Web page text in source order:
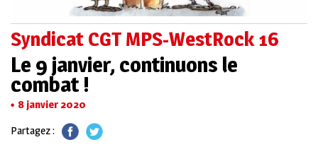
Syndicat CGT MPS-WestRock 16
Le 9 janvier, continuons le
combat !
8 janvier 2020
Partagez :